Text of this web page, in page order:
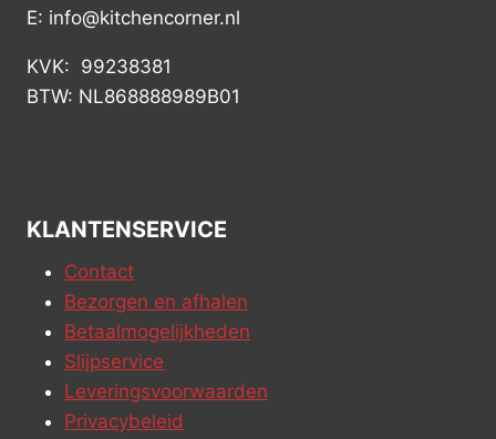
E: info@kitchencorner.nl
KVK: 99238381
BTW: NL868888989B01
KLANTENSERVICE
Contact
Bezorgen en afhalen
Betaalmogelijkheden
Slijpservice
Leveringsvoorwaarden
Privacybeleid